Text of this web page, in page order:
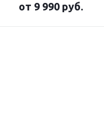
от 9 990 руб.